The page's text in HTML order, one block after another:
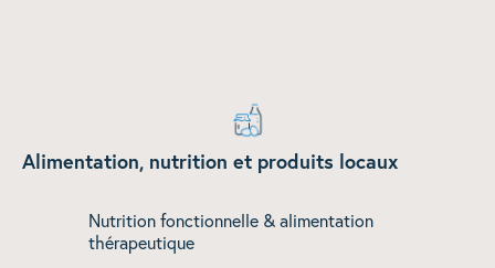
Alimentation, nutrition et produits locaux
Nutrition fonctionnelle & alimentation
thérapeutique